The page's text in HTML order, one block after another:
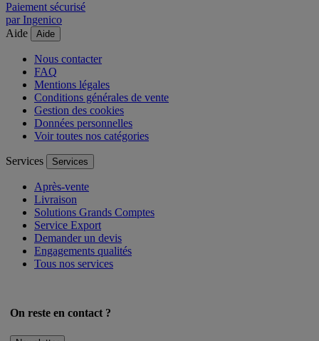
Paiement sécurisé
par Ingenico
Aide
Aide
Nous contacter
FAQ
Mentions légales
Conditions générales de vente
Gestion des cookies
Données personnelles
Voir toutes nos catégories
Services Services
Après-vente
Livraison
Solutions Grands Comptes
Service Export
Demander un devis
Engagements qualités
Tous nos services
On reste en contact ?